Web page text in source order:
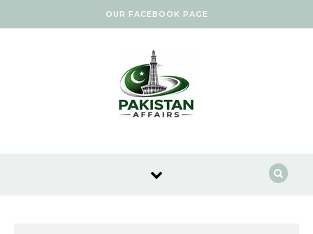
OUR FACEBOOK PAGE